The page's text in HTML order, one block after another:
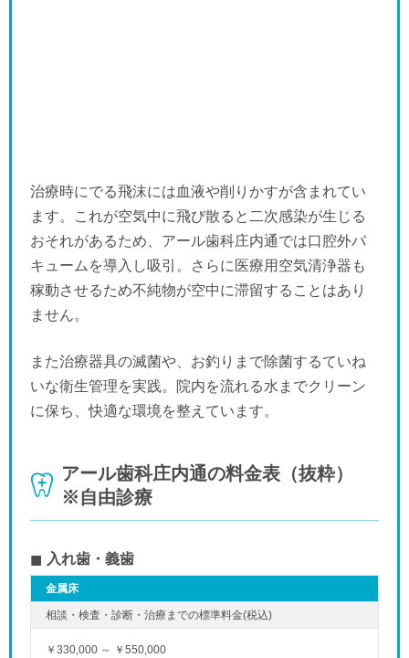
治療時にでる飛沫には血液や削りかすが含まれてい
ます。これが空気中に飛び散ると二次感染が生じる
おそれがあるため、アール歯科庄内通では口腔外バ
キュームを導入し吸引。さらに医療用空気清浄器も
稼動させるため不純物が空中に滞留することはあり
ません。
また治療器具の滅菌や、お釣りまで除菌するていね
いな衛生管理を実践。院内を流れる水までクリーン
に保ち、快適な環境を整えています。
アール歯科庄内通の料金表（抜粋）
※自由診療
入れ歯・義歯
金属床
￥330,000 ～ ￥550,000